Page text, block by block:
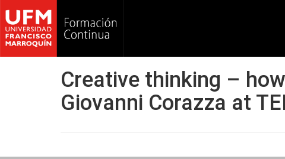
Creative thinking –
Giovanni Corazza at